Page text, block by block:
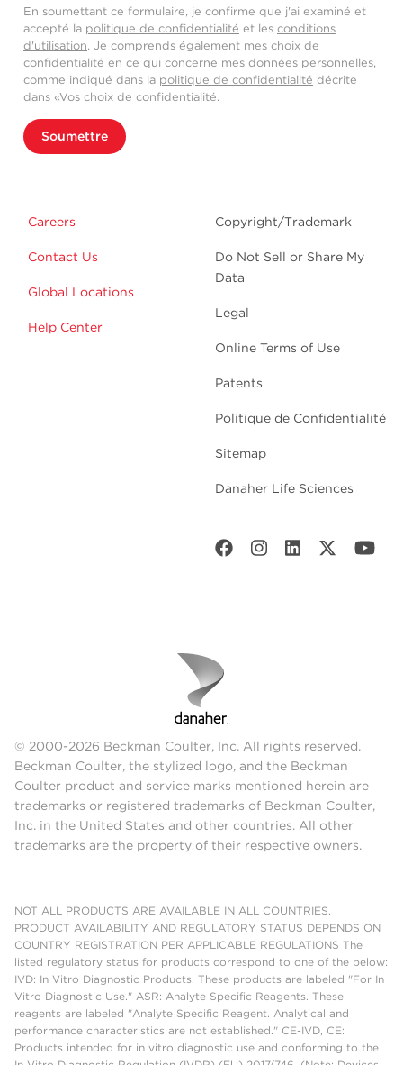
En soumettant ce formulaire, je confirme que j'ai examiné et
accepté la politique de confidentialité et les conditions
d'utilisation. Je comprends également mes choix de
confidentialité en ce qui concerne mes données personnelles,
comme indiqué dans la politique de confidentialité décrite
dans «Vos choix de confidentialité.
Soumettre
Careers
Contact Us
Global Locations
Help Center
Copyright/Trademark
Do Not Sell or Share My
Data
Legal
Online Terms of Use
Patents
Politique de Confidentialité
Sitemap
Danaher Life Sciences
© 2000-2026 Beckman Coulter, Inc. All rights reserved.
Beckman Coulter, the stylized logo, and the Beckman
Coulter product and service marks mentioned herein are
trademarks or registered trademarks of Beckman Coulter,
Inc. in the United States and other countries. All other
trademarks are the property of their respective owners.
NOT ALL PRODUCTS ARE AVAILABLE IN ALL COUNTRIES.
PRODUCT AVAILABILITY AND REGULATORY STATUS DEPENDS ON
COUNTRY REGISTRATION PER APPLICABLE REGULATIONS The
listed regulatory status for products correspond to one of the below:
IVD: In Vitro Diagnostic Products. These products are labeled "For In
Vitro Diagnostic Use." ASR: Analyte Specific Reagents. These
reagents are labeled "Analyte Specific Reagent. Analytical and
performance characteristics are not established." CE-IVD, CE:
Products intended for in vitro diagnostic use and conforming to the